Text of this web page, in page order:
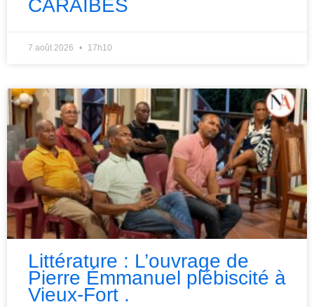
CARAÏBES
7 août 2026 17h10
Littérature : L’ouvrage de
Pierre Émmanuel plébiscité à
Vieux-Fort .